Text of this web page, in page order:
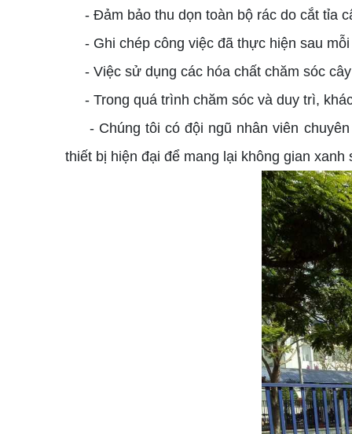
- Đảm bảo thu dọn toàn bộ rác do cắt tỉa
- Ghi chép công việc đã thực hiện sau
- Việc sử dụng các hóa chất chăm sóc
- Trong quá trình chăm sóc và duy trì,
- Chúng tôi có đội ngũ nhân viên chuyên
thiết bị hiện đại để mang lại không gian xanh